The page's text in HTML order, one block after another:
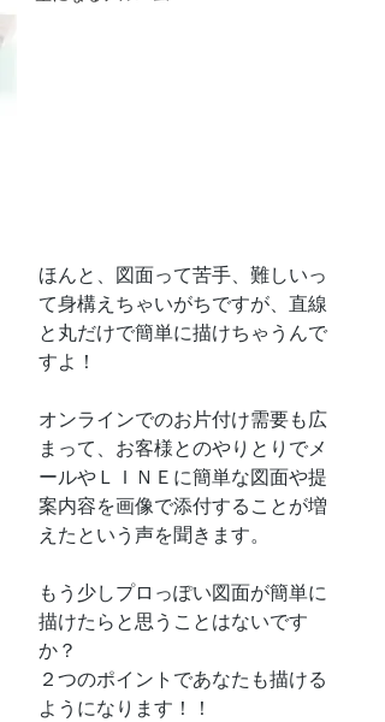
ほんと、図面って苦手、難しいっ
て身構えちゃいがちですが、直線
と丸だけで簡単に描けちゃうんで
すよ！
オンラインでのお片付け需要も広
まって、お客様とのやりとりでメ
ールやＬＩＮＥに簡単な図面や提
案内容を画像で添付することが増
えたという声を聞きます。
もう少しプロっぽい図面が簡単に
描けたらと思うことはないです
か？
２つのポイントであなたも描ける
ようになります！！